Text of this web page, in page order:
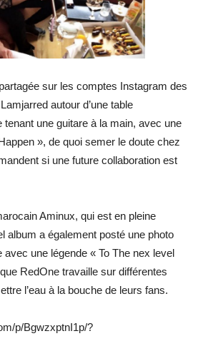
sur les comptes Instagram des
autour d’une table
une guitare à la main, avec une
», de quoi semer le doute chez
si une future collaboration est
Aminux, qui est en pleine
album a également posté une photo
une légende « To The nex level
RedOne travaille sur différentes
l’eau à la bouche de leurs fans.
p/BgwzxptnI1p/?